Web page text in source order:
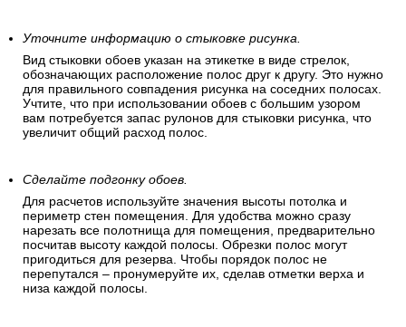
Уточните информацию о стыковке рисунка.
Вид стыковки обоев указан на этикетке в виде стрелок,
обозначающих расположение полос друг к другу. Это нужно
для правильного совпадения рисунка на соседних полосах.
Учтите, что при использовании обоев с большим узором
вам потребуется запас рулонов для стыковки рисунка, что
увеличит общий расход полос.
Сделайте подгонку обоев.
Для расчетов используйте значения высоты потолка и
периметр стен помещения. Для удобства можно сразу
нарезать все полотнища для помещения, предварительно
посчитав высоту каждой полосы. Обрезки полос могут
пригодиться для резерва. Чтобы порядок полос не
перепутался – пронумеруйте их, сделав отметки верха и
низа каждой полосы.